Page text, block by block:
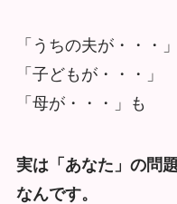
「うちの夫が・・・」
「子どもが・・・」
「母が・・・」も
実は「あなた」の問題
なんです。